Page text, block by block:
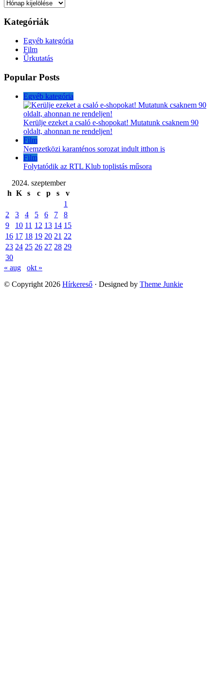
Archívum
Kategóriák
Egyéb kategória
Film
Űrkutatás
Popular Posts
Egyéb kategória
Kerülje ezeket a csaló e-shopokat! Mutatunk csaknem 90
oldalt, ahonnan ne rendeljen!
Film
Nemzetközi karanténos sorozat indult itthon is
Film
Folytatódik az RTL Klub toplistás műsora
2024. szeptember
h K s c p s
v
1
2
3 4 5 6 7
8
9
10 11 12 13 14 15
16 17 18 19 20 21 22
23 24 25 26 27 28 29
30
« aug
okt »
© Copyright 2026 Hírkereső · Designed by Theme Junkie